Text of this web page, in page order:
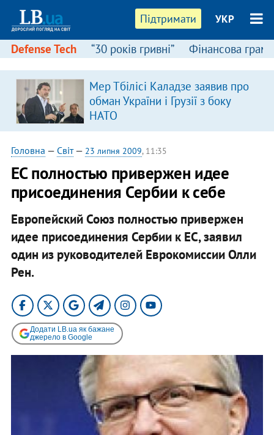
Підтримати УКР
Defense Tech “30 років гривні” Фінансова
Мер Тбілісі Каладзе заявив про
обман України і Грузії з боку
НАТО
Головна — Світ— 23 липня 2009, 11:35
ЕС полностью привержен идее
присоединения Сербии к себе
Европейский Союз полностью привержен
идее присоединения Сербии к ЕС, заявил
один из руководителей Еврокомиссии Олли
Рен.
Додати LB.ua як бажане
джерело в Google